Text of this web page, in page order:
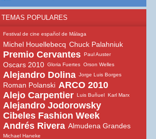
TEMAS POPULARES
Festival de cine español de Málaga
Michel Houellebecq Chuck Palahniuk
Premio Cervantes Paul Auster
Oscars 2010 Gloria Fuertes Orson Welles
Alejandro Dolina Jorge Luis Borges
Roman Polanski ARCO 2010
Alejo Carpentier Luis Buñuel Karl Marx
Alejandro Jodorowsky
Cibeles Fashion Week
Andrés Rivera Almudena Grandes
Michael Haneke